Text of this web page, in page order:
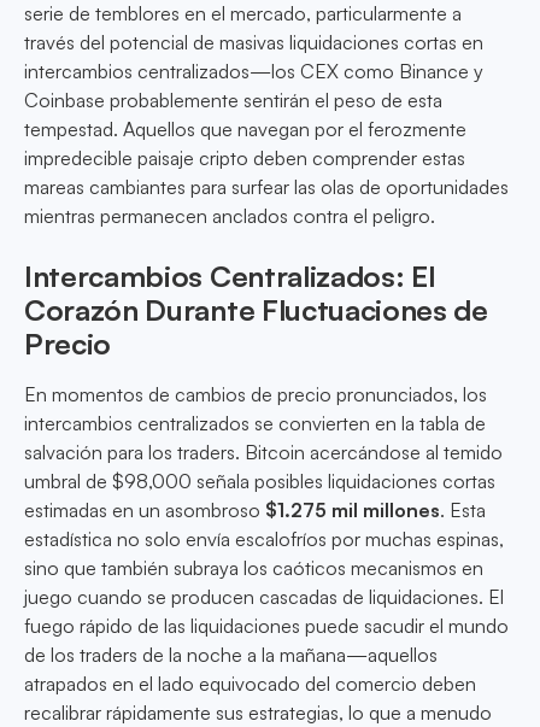
serie de temblores en el mercado, particularmente a
través del potencial de masivas liquidaciones cortas en
intercambios centralizados—los CEX como Binance y
Coinbase probablemente sentirán el peso de esta
tempestad. Aquellos que navegan por el ferozmente
impredecible paisaje cripto deben comprender estas
mareas cambiantes para surfear las olas de oportunidades
mientras permanecen anclados contra el peligro.
Intercambios Centralizados: El
Corazón Durante Fluctuaciones de
Precio
En momentos de cambios de precio pronunciados, los
intercambios centralizados se convierten en la tabla de
salvación para los traders. Bitcoin acercándose al temido
umbral de $98,000 señala posibles liquidaciones cortas
estimadas en un asombroso $1.275 mil millones. Esta
estadística no solo envía escalofríos por muchas espinas,
sino que también subraya los caóticos mecanismos en
juego cuando se producen cascadas de liquidaciones. El
fuego rápido de las liquidaciones puede sacudir el mundo
de los traders de la noche a la mañana—aquellos
atrapados en el lado equivocado del comercio deben
recalibrar rápidamente sus estrategias, lo que a menudo